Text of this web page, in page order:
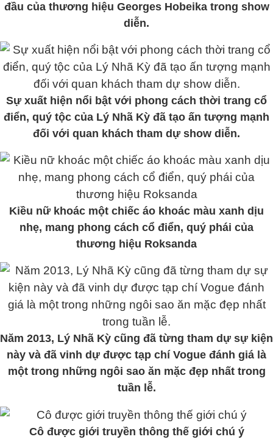
đầu của thương hiệu Georges Hobeika trong show
diễn.
Sự xuất hiện nổi bật với phong cách thời trang cổ
điển, quý tộc của Lý Nhã Kỳ đã tạo ấn tượng mạnh
đối với quan khách tham dự show diễn.
Kiều nữ khoác một chiếc áo khoác màu xanh dịu
nhẹ, mang phong cách cổ điển, quý phái của
thương hiệu Roksanda
Năm 2013, Lý Nhã Kỳ cũng đã từng tham dự sự kiện
này và đã vinh dự được tạp chí Vogue đánh giá là
một trong những ngôi sao ăn mặc đẹp nhất trong
tuần lễ.
Cô được giới truyền thông thế giới chú ý